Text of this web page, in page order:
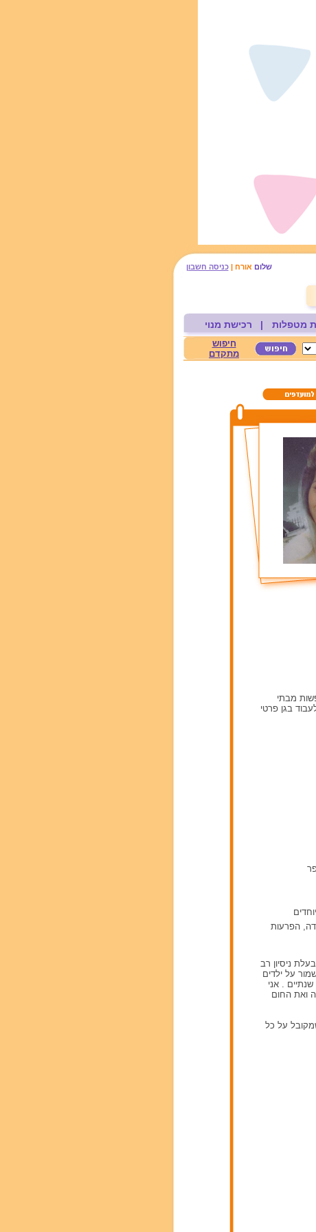
שלום אורח |כניסה חשבון
מטפלות | רכישת מנוי
חיפוש
מתקדם
מבתי
בגן פרטי
הפרעות
ניסיון רב
לשמור על ילדים
. אני
ואת החום
על כל